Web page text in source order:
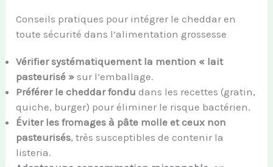
Conseils pratiques pour intégrer le cheddar en
toute sécurité dans l’alimentation grossesse
Vérifier systématiquement la mention « lait
pasteurisé » sur l’emballage.
Préférer le cheddar fondu dans les recettes (gratin,
quiche, burger) pour éliminer le risque bactérien.
Éviter les fromages à pâte molle et ceux non
pasteurisés, très susceptibles de contenir la
listeria.